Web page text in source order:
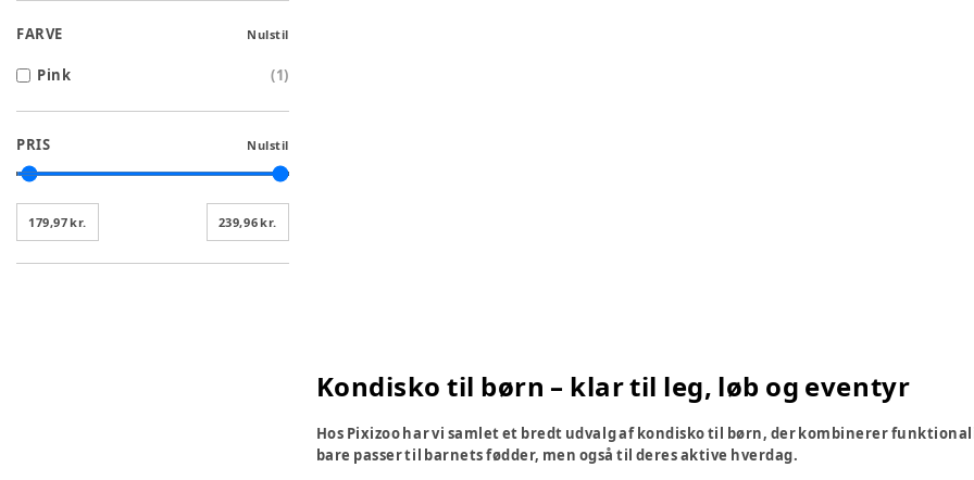
FARVE Nulstil
Pink (1)
PRIS Nulstil
179,97 kr. 239,96 kr.
Kondisko til børn – klar til leg, løb og eventyr
Hos Pixizoo har vi samlet et bredt udvalg af kondisko til børn, der kombinerer
bare passer til barnets fødder, men også til deres aktive hverdag.